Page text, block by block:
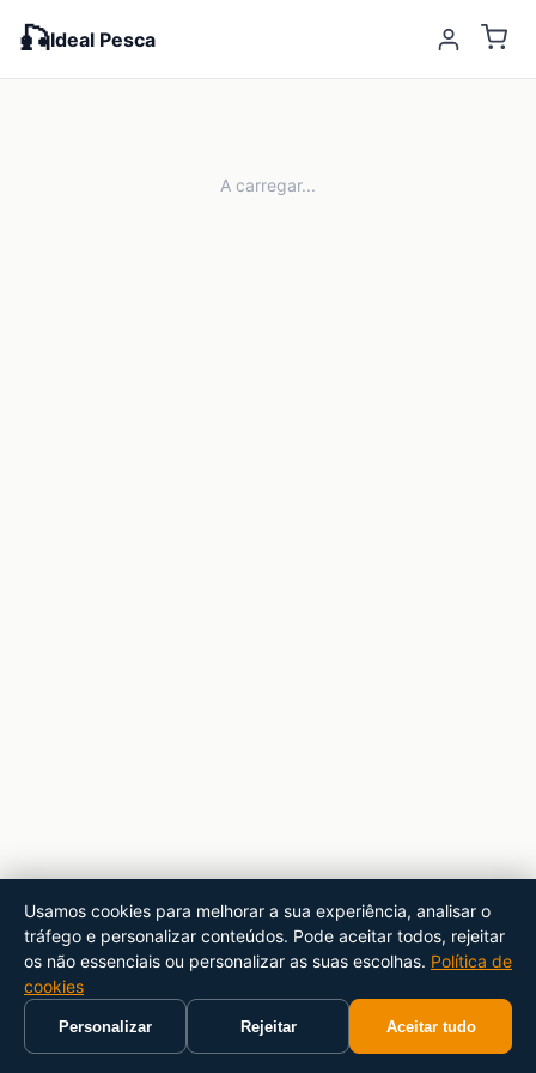
🎣Ideal Pesca
A carregar...
Usamos cookies para melhorar a sua experiência, analisar o
tráfego e personalizar conteúdos. Pode aceitar todos, rejeitar
os não essenciais ou personalizar as suas escolhas. Política de
cookies
Personalizar Rejeitar Aceitar tudo